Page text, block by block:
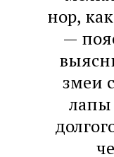
нор,
—
змеи
лапы